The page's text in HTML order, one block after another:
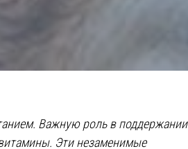
Важную роль в поддержании
Эти незаменимые